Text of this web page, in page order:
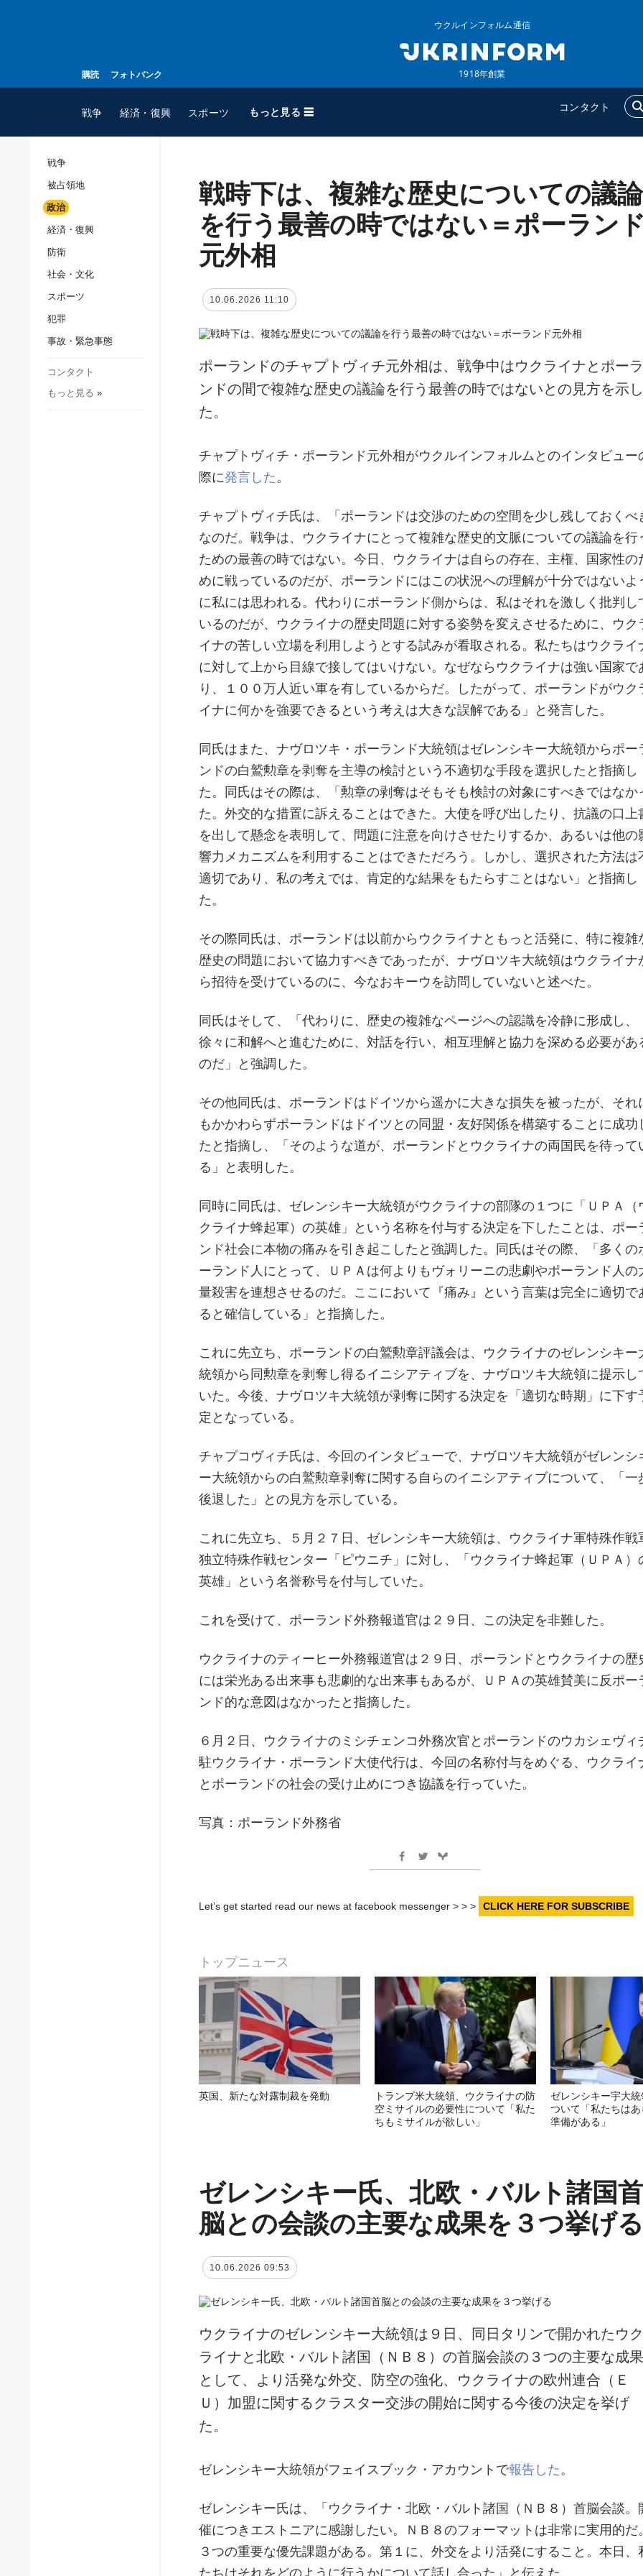
購読 フォトバンク
ウクルインフォルム通信
1918年創業
戦争 経済・復興 スポーツ もっと見る ☰ コンタクト
スポーツ
ウクルインフォルム
ウクルインフォルムについ
て
追加
特集
インタビュー
戦争
被占領地
政治
経済・復興
防衛
社会・文化
スポーツ
犯罪
事故・緊急事態
コンタクト
もっと見る »
戦時下は、複雑な歴史についての議論
を行う最善の時ではない＝ポーランド
元外相
10.06.2026 11:10
ポーランドのチャプトヴィチ元外相は、戦争中はウクライナとポーラ
ンドの間で複雑な歴史の議論を行う最善の時ではないとの見方を示し
た。
チャプトヴィチ・ポーランド元外相がウクルインフォルムとのインタビュー
際に発言した 。
チャプトヴィチ氏は、「ポーランドは交渉のための空間を少し残しておくべ
なのだ。戦争は、ウクライナにとって複雑な歴史的文脈についての議論を行
ための最善の時ではない。今日、ウクライナは自らの存在、主権、国家性の
めに戦っているのだが、ポーランドにはこの状況への理解が十分ではないよ
に私には思われる。代わりにポーランド側からは、私はそれを激しく批判し
いるのだが、ウクライナの歴史問題に対する姿勢を変えさせるために、ウク
イナの苦しい立場を利用しようとする試みが看取される。私たちはウクライ
に対して上から目線で接してはいけない。なぜならウクライナは強い国家で
り、１００万人近い軍を有しているからだ。したがって、ポーランドがウク
イナに何かを強要できるという考えは大きな誤解である」と発言した。
同氏はまた、ナヴロツキ・ポーランド大統領はゼレンシキー大統領からポー
ンドの白鷲勲章を剥奪を主導の検討という不適切な手段を選択したと指摘し
た。同氏はその際は、「勲章の剥奪はそもそも検討の対象にすべきではなか
た。外交的な措置に訴えることはできた。大使を呼び出したり、抗議の口上
を出して懸念を表明して、問題に注意を向けさせたりするか、あるいは他の
響力メカニズムを利用することはできただろう。しかし、選択された方法は
適切であり、私の考えでは、肯定的な結果をもたらすことはない」と指摘し
た。
その際同氏は、ポーランドは以前からウクライナともっと活発に、特に複雑
歴史の問題において協力すべきであったが、ナヴロツキ大統領はウクライナ
ら招待を受けているのに、今なおキーウを訪問していないと述べた。
同氏はそして、「代わりに、歴史の複雑なページへの認識を冷静に形成し、
徐々に和解へと進むために、対話を行い、相互理解と協力を深める必要があ
のだ」と強調した。
その他同氏は、ポーランドはドイツから遥かに大きな損失を被ったが、それ
もかかわらずポーランドはドイツとの同盟・友好関係を構築することに成功
たと指摘し、「そのような道が、ポーランドとウクライナの両国民を待って
る」と表明した。
同時に同氏は、ゼレンシキー大統領がウクライナの部隊の１つに「ＵＰＡ（
クライナ蜂起軍）の英雄」という名称を付与する決定を下したことは、ポー
ンド社会に本物の痛みを引き起こしたと強調した。同氏はその際、「多くの
ーランド人にとって、ＵＰＡは何よりもヴォリーニの悲劇やポーランド人の
量殺害を連想させるのだ。ここにおいて『痛み』という言葉は完全に適切で
ると確信している」と指摘した。
これに先立ち、ポーランドの白鷲勲章評議会は、ウクライナのゼレンシキー
統領から同勲章を剥奪し得るイニシアティブを、ナヴロツキ大統領に提示し
いた。今後、ナヴロツキ大統領が剥奪に関する決定を「適切な時期」に下す
定となっている。
チャプコヴィチ氏は、今回のインタビューで、ナヴロツキ大統領がゼレンシ
ー大統領からの白鷲勲章剥奪に関する自らのイニシアティブについて、「一
後退した」との見方を示している。
これに先立ち、５月２７日、ゼレンシキー大統領は、ウクライナ軍特殊作戦
独立特殊作戦センター「ピウニチ」に対し、「ウクライナ蜂起軍（ＵＰＡ）
英雄」という名誉称号を付与していた。
これを受けて、ポーランド外務報道官は２９日、この決定を非難した。
ウクライナのティーヒー外務報道官は２９日、ポーランドとウクライナの歴
には栄光ある出来事も悲劇的な出来事もあるが、ＵＰＡの英雄賛美に反ポー
ンド的な意図はなかったと指摘した。
６月２日、ウクライナのミシチェンコ外務次官とポーランドのウカシェヴィ
駐ウクライナ・ポーランド大使代行は、今回の名称付与をめぐる、ウクライ
とポーランドの社会の受け止めにつき協議を行っていた。
写真：ポーランド外務省
Let’s get started read our news at facebook messenger > > > CLICK HERE FOR SUBSCRIBE
トップニュース
英国、新たな対露制裁を発動
トランプ米大統領、ウクライナの防
空ミサイルの必要性について「私た
ちもミサイルが欲しい」
ゼレンシキー宇大
ついて「私たちは
準備がある」
ゼレンシキー氏、北欧・バルト諸国首
脳との会談の主要な成果を３つ挙げる
10.06.2026 09:53
ウクライナのゼレンシキー大統領は９日、同日タリンで開かれたウク
ライナと北欧・バルト諸国（ＮＢ８）の首脳会談の３つの主要な成果
として、より活発な外交、防空の強化、ウクライナの欧州連合（Ｅ
Ｕ）加盟に関するクラスター交渉の開始に関する今後の決定を挙げ
た。
ゼレンシキー大統領がフェイスブック・アカウントで報告した 。
ゼレンシキー氏は、「ウクライナ・北欧・バルト諸国（ＮＢ８）首脳会談。
催につきエストニアに感謝したい。ＮＢ８のフォーマットは非常に実用的だ。
３つの重要な優先課題がある。第１に、外交をより活発にすること。本日、
たちはそれをどのように行うかについて話し合った」と伝えた。